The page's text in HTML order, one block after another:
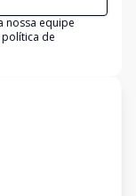
nossa equipe
política de